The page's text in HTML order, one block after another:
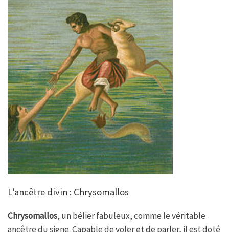
L’ancêtre divin : Chrysomallos
Chrysomallos, un bélier fabuleux, comme le véritable
ancêtre du signe. Capable de voler et de parler, il est doté